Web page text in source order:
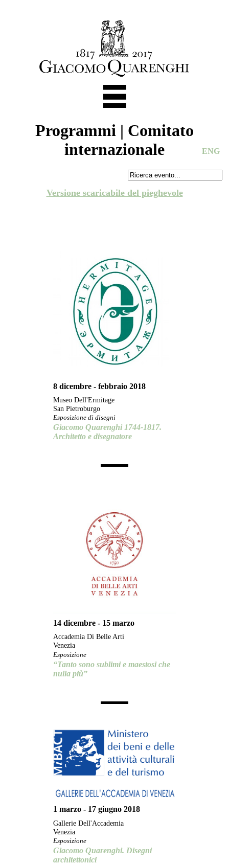
ENG
Programmi | Comitato
internazionale
Versione scaricabile del pieghevole
8 dicembre - febbraio 2018
Museo Dell'Ermitage
San Pietroburgo
Esposizione di disegni
Giacomo Quarenghi 1744-1817.
Architetto e disegnatore
14 dicembre - 15 marzo
Accademia Di Belle Arti
Venezia
Esposizione
“Tanto sono sublimi e maestosi che
nulla più”
1 marzo - 17 giugno 2018
Gallerie Dell'Accademia
Venezia
Esposizione
Giacomo Quarenghi. Disegni
architettonici